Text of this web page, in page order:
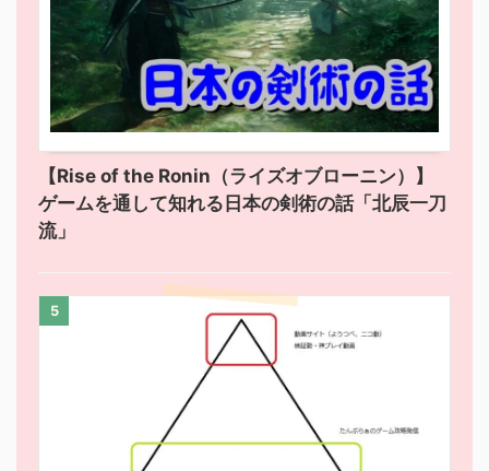
【Rise of the Ronin（ライズオブローニン）】
ゲームを通して知れる日本の剣術の話「北辰一刀
流」
5